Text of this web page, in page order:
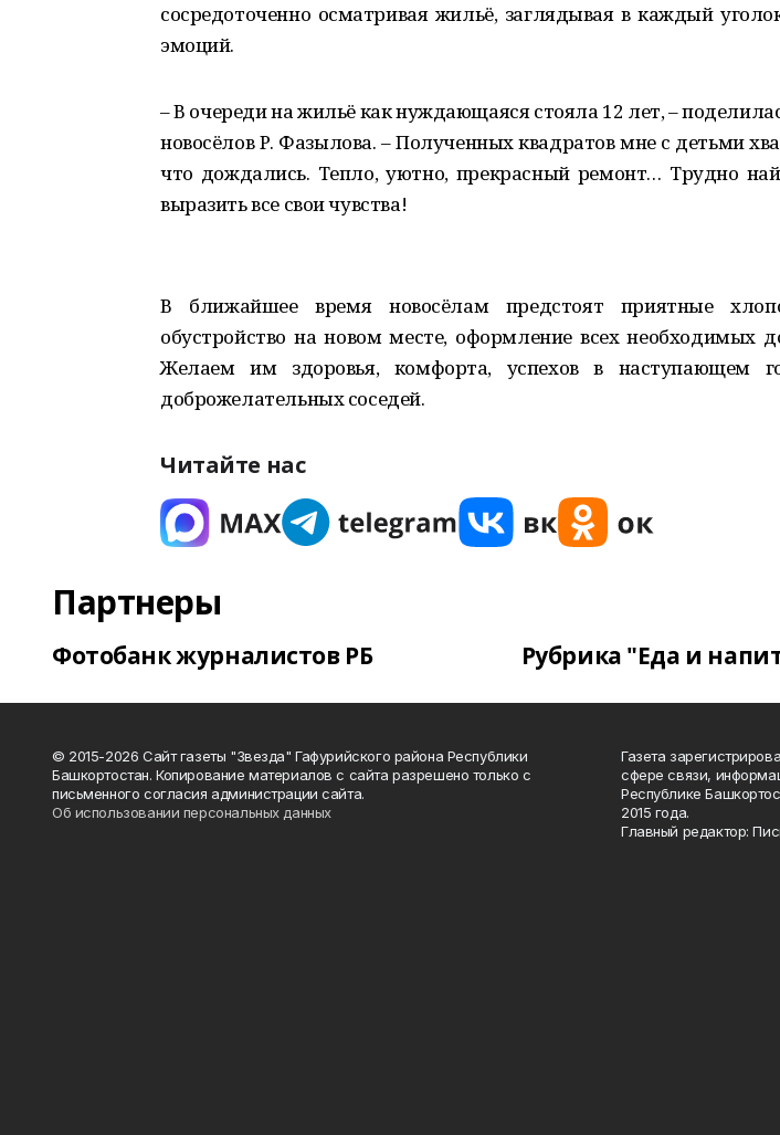
сосредоточенно осматривая жильё, заглядывая в каждый
эмоций.
– В очереди на жильё как нуждающаяся стояла 12 лет, –
новосёлов Р. Фазылова. – Полученных квадратов мне с детьми
что дождались. Тепло, уютно, прекрасный ремонт… Трудно
выразить все свои чувства!
В ближайшее время новосёлам предстоят приятные
обустройство на новом месте, оформление всех необходимых
Желаем им здоровья, комфорта, успехов в наступающем
доброжелательных соседей.
Читайте нас
Партнеры
Фотобанк журналистов РБ Рубрика "Еда и
© 2015-2026 Сайт газеты "Звезда" Гафурийского района Республики
Башкортостан. Копирование материалов с сайта разрешено только с
письменного согласия администрации сайта.
Об использовании персональных данных
Газета
сфере связи,
Республике
2015 года.
Главный редактор: